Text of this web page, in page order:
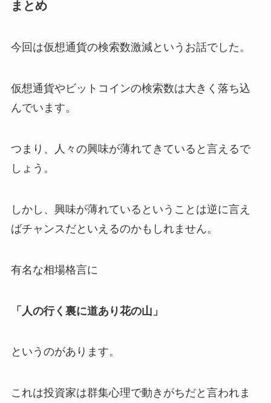
まとめ
今回は仮想通貨の検索数激減というお話でした。
仮想通貨やビットコインの検索数は大きく落ち込
んでいます。
つまり、人々の興味が薄れてきていると言えるで
しょう。
しかし、興味が薄れているということは逆に言え
ばチャンスだといえるのかもしれません。
有名な相場格言に
「人の行く裏に道あり花の山」
というのがあります。
これは投資家は群集心理で動きがちだと言われま